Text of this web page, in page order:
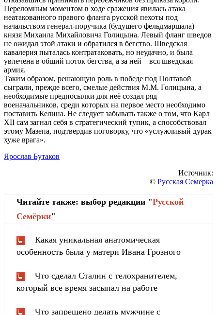
Переломным моментом в ходе сражения явилась атака
неатакованного правого фланга русской пехоты под
начальством генерал-поручика (будущего фельдмаршала)
князя Михаила Михайловича Голицына. Левый фланг шведов
не ожидал этой атаки и обратился в бегство. Шведская
кавалерия пыталась контратаковать, но неудачно, и была
увлечена в общий поток бегства, а за ней – вся шведская
армия.
Таким образом, решающую роль в победе под Полтавой
сыграли, прежде всего, смелые действия М.М. Голицына, а
необходимые предпосылки для неё создал ряд
военачальников, среди которых на первое место необходимо
поставить Келина. Не следует забывать также о том, что Карл
XII сам загнал себя в стратегический тупик, а способствовал
этому Мазепа, подтвердив поговорку, что «услужливый дурак
хуже врага».
Ярослав Бутаков
Источник:
© Русская Семерка
Читайте также: выбор редакции "Русской
Cемёрки"
Какая уникальная анатомическая
особенность была у матери Ивана Грозного
Что сделал Сталин с телохранителем,
который все время засыпал на работе
Что запрещено делать мужчине с